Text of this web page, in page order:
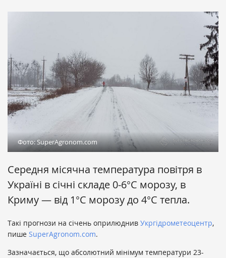
Фото: SuperAgronom.com
Середня місячна температура повітря в
Україні в січні складе 0-6°С морозу, в
Криму — від 1°С морозу до 4°С тепла.
Такі прогнози на січень оприлюднив Укргідрометеоцентр,
пише SuperAgronom.com.
Зазначається, що абсолютний мінімум температури 23-